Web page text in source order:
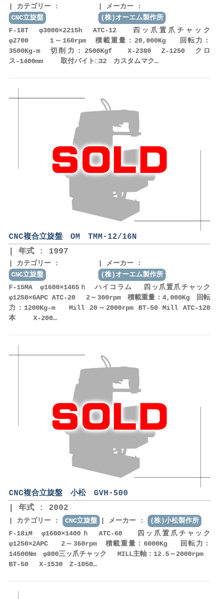
カテゴリー :
CNC立旋盤
メーカー :
(株)オーエム製作所
F-18T φ3000×2215h ATC-12 四ッ爪置爪チャック
φ2700 1～160rpm 積載重量：20,000Kg 回転力：
3500Kg-m 切削力：2500Kgf X-2380 Z-1250 クロ
ス-1400mm 取付バイト□32 カスタムマク…
CNC複合立旋盤 OM TMM-12/16N
年式 : 1997
カテゴリー :
CNC立旋盤
メーカー :
(株)オーエム製作所
F-15MA φ1600×1465ｈ ハイコラム 四ッ爪置爪チャック
φ1250×6APC ATC-20 2～300rpm 積載重量：4,000Kg 回転
力：1200Kg-m Mill 20～2000rpm BT-50 Mill ATC-120
本 X-200…
CNC複合立旋盤 小松 GVH-500
年式 : 2002
カテゴリー : CNC立旋盤 メーカー :
(株)小松製作所
F-18iM φ1600×1400ｈ ATC-60 四ッ爪置爪チャック
φ1250×2APC 2～360rpm 積載重量：6000Kg 回転力：
14500Nm φ800三ッ爪チャック MILL主軸：12.5～2000rpm
BT-50 X-1530 Z-1050…